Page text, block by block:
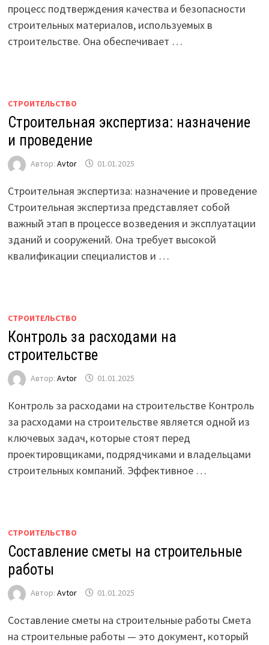
процесс подтверждения качества и безопасности
строительных материалов, используемых в
строительстве. Она обеспечивает …
СТРОИТЕЛЬСТВО
Строительная экспертиза: назначение
и проведение
Автор: Avtor 01.01.2025
Строительная экспертиза: назначение и проведение
Строительная экспертиза представляет собой
важный этап в процессе возведения и эксплуатации
зданий и сооружений. Она требует высокой
квалификации специалистов и …
СТРОИТЕЛЬСТВО
Контроль за расходами на
строительстве
Автор: Avtor 01.01.2025
Контроль за расходами на строительстве Контроль
за расходами на строительстве является одной из
ключевых задач, которые стоят перед
проектировщиками, подрядчиками и владельцами
строительных компаний. Эффективное …
СТРОИТЕЛЬСТВО
Составление сметы на строительные
работы
Автор: Avtor 01.01.2025
Составление сметы на строительные работы Смета
на строительные работы — это документ, который